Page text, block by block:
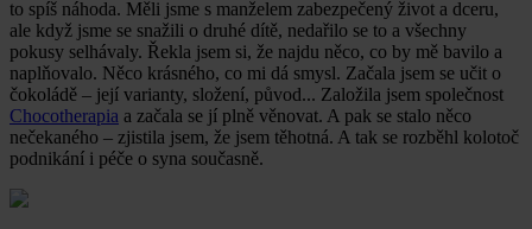
to spíš náhoda. Měli jsme s manželem zabezpečený život a dceru,
ale když jsme se snažili o druhé dítě, nedařilo se to a všechny
pokusy selhávaly. Řekla jsem si, že najdu něco, co by mě bavilo a
naplňovalo. Něco krásného, co mi dá smysl. Začala jsem se učit o
čokoládě – její varianty, složení, původ... Založila jsem společnost
Chocotherapia a začala se jí plně věnovat. A pak se stalo něco
nečekaného – zjistila jsem, že jsem těhotná. A tak se rozběhl kolotoč
podnikání i péče o syna současně.